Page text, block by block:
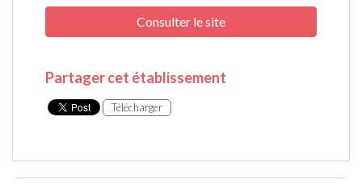
Consulter le site
Partager cet établissement
Télécharger